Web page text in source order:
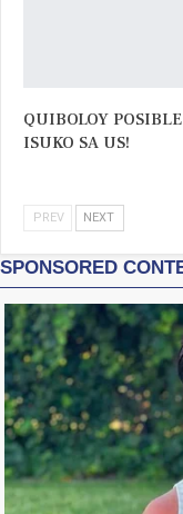
QUIBOLOY POSIBLE
ISUKO SA US!
PREV NEXT